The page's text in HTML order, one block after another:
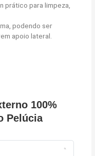
prático para limpeza,
podendo ser
apoio lateral.
100%
Pelúcia